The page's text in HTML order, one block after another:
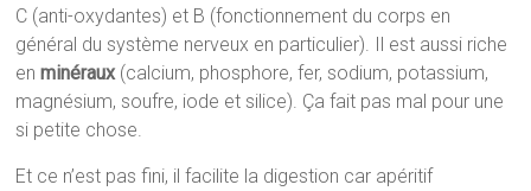
C (anti-oxydantes) et B (fonctionnement du corps en
général du système nerveux en particulier). Il est aussi riche
enminéraux(calcium, phosphore, fer, sodium, potassium,
magnésium, soufre, iode et silice). Ça fait pas mal pour une
si petite chose.
Et ce n’est pas fini, il facilite la digestion car apéritif